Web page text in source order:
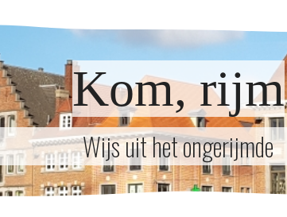
Kom, rijm
Wijs uit het ongerijmde